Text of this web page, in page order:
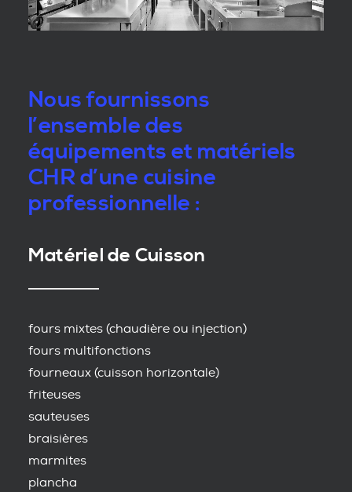
Nous fournissons
l’ensemble des
équipements et matériels
CHR d’une cuisine
professionnelle :
Matériel de Cuisson
fours mixtes (chaudière ou injection)
fours multifonctions
fourneaux (cuisson horizontale)
friteuses
sauteuses
braisières
marmites
plancha